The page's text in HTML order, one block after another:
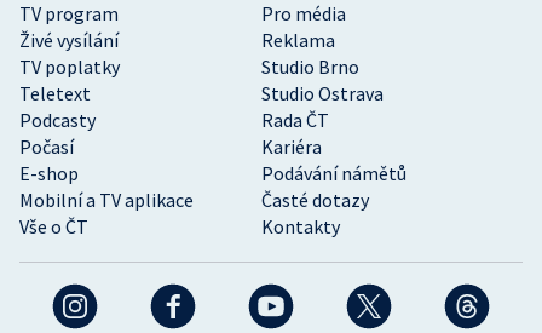
TV program
Pro média
Živé vysílání
Reklama
TV poplatky
Studio Brno
Teletext
Studio Ostrava
Podcasty
Rada ČT
Počasí
Kariéra
E-shop
Podávání námětů
Mobilní a TV aplikace
Časté dotazy
Vše o ČT
Kontakty